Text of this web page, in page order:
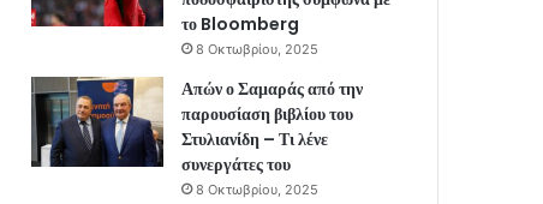
το Bloomberg
8 Οκτωβρίου, 2025
Απών ο Σαμαράς από την
παρουσίαση βιβλίου του
Στυλιανίδη – Τι λένε
συνεργάτες του
8 Οκτωβρίου, 2025